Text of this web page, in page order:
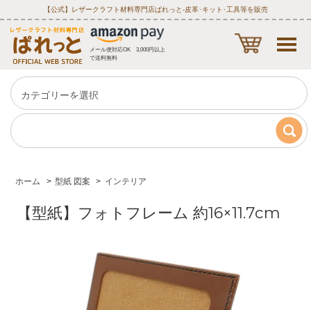
【公式】レザークラフト材料専門店ぱれっと‐皮革･キット･工具等を販売
メール便対応OK 3,000円以上
で送料無料
ホーム > 型紙 図案 > インテリア
【型紙】フォトフレーム 約16×11.7cm